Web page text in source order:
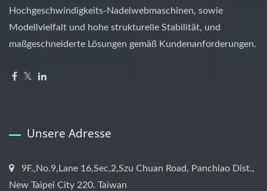
Hochgeschwindigkeits-Nadelwebmaschinen, sowie
Modellvielfalt und hohe strukturelle Stabilität, und
maßgeschneiderte Lösungen gemäß Kundenanforderungen.
Unsere Adresse
9F.,No.9,Lane 16,Sec,2,Szu Chuan Road, Panchiao Dist.,
New Taipei City 220. Taiwan